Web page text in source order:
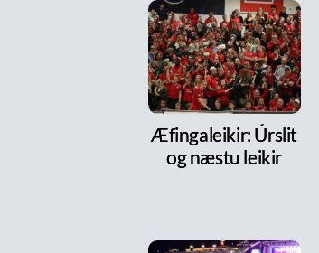
Æfingaleikir: Úrslit
og næstu leikir